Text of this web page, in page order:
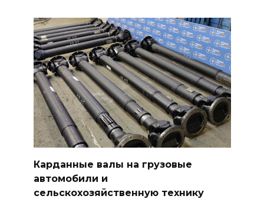
Карданные валы на грузовые
автомобили и
сельскохозяйственную технику